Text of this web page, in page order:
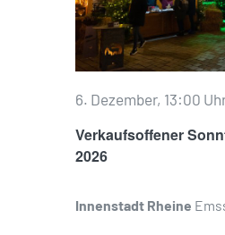
Verkaufsoffener
2026
6. Dezember, 13:00
Innenstadt Rheine